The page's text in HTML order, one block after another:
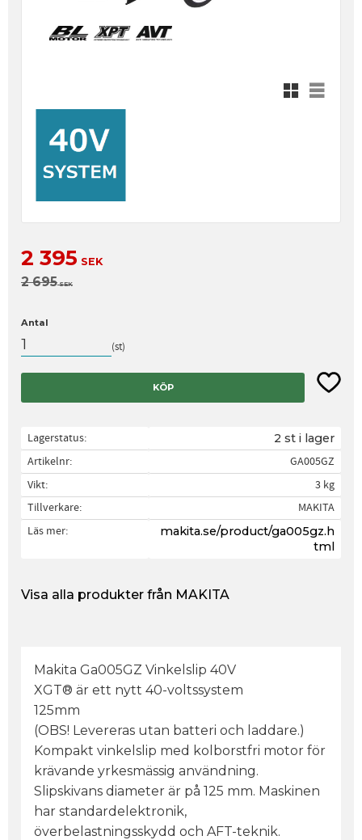
Rutnätsvy
Listvy
Nedsatt pris:
2 395 SEK
Ordinarie pris:
2 695SEK
Antal
st
KÖP Lägg
Lagerstatus 2 st i lager
Artikelnr
GA005GZ
Vikt
3 kg
Tillverkare
MAKITA
Läs mer
makita.se/product/ga005gz.h
tml
Visa alla produkter från MAKITA
Makita Ga005GZ Vinkelslip 40V
XGT® är ett nytt 40-voltssystem
125mm
(OBS! Levereras utan batteri och laddare.)
Kompakt vinkelslip med kolborstfri motor för
krävande yrkesmässig användning.
Slipskivans diameter är på 125 mm. Maskinen
har standardelektronik,
överbelastningsskydd och AFT-teknik.